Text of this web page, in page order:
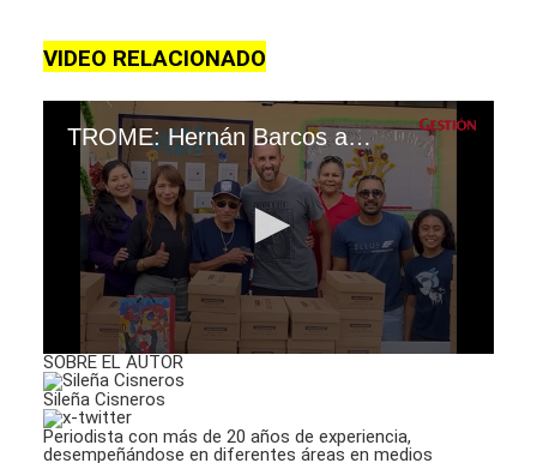
VIDEO RELACIONADO
TROME: Hernán Barcos acción solidaria
0
seconds
of
58
seconds
SOBRE EL AUTOR
Sileña Cisneros
Periodista con más de 20 años de experiencia,
desempeñándose en diferentes áreas en medios